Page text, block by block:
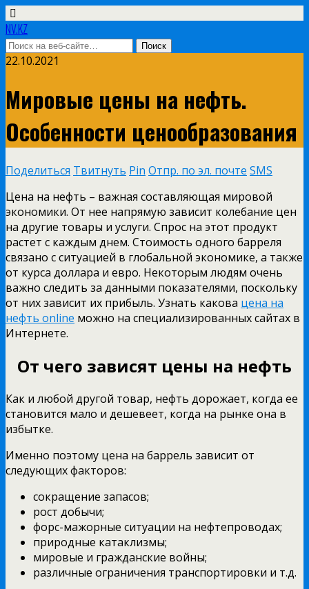
NV.KZ
22.10.2021
Мировые цены на нефть.
Особенности ценообразования
Поделиться Твитнуть Pin Отпр. по эл. почте SMS
Цена на нефть – важная составляющая мировой
экономики. От нее напрямую зависит колебание цен
на другие товары и услуги. Спрос на этот продукт
растет с каждым днем. Стоимость одного барреля
связано с ситуацией в глобальной экономике, а также
от курса доллара и евро. Некоторым людям очень
важно следить за данными показателями, поскольку
от них зависит их прибыль. Узнать какова цена на
нефть online можно на специализированных сайтах в
Интернете.
От чего зависят цены на нефть
Как и любой другой товар, нефть дорожает, когда ее
становится мало и дешевеет, когда на рынке она в
избытке.
Именно поэтому цена на баррель зависит от
следующих факторов:
сокращение запасов;
рост добычи;
форс-мажорные ситуации на нефтепроводах;
природные катаклизмы;
мировые и гражданские войны;
различные ограничения транспортировки и т.д.